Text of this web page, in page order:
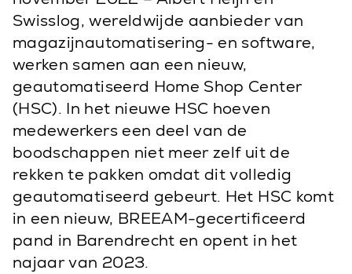
Swisslog, wereldwijde aanbieder van
magazijnautomatisering- en software,
werken samen aan een nieuw,
geautomatiseerd Home Shop Center
(HSC). In het nieuwe HSC hoeven
medewerkers een deel van de
boodschappen niet meer zelf uit de
rekken te pakken omdat dit volledig
geautomatiseerd gebeurt. Het HSC komt
in een nieuw, BREEAM-gecertificeerd
pand in Barendrecht en opent in het
najaar van 2023.